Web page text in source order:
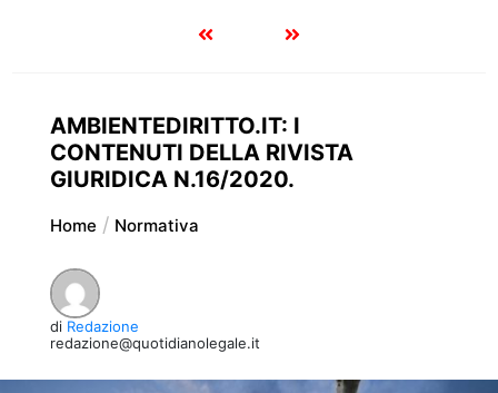
AMBIENTEDIRITTO.IT: I
CONTENUTI DELLA RIVISTA
GIURIDICA N.16/2020.
Home Normativa
di Redazione
redazione@quotidianolegale.it